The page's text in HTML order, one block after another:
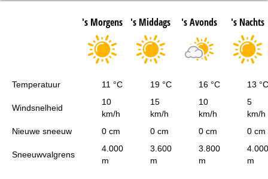
's Morgens 's Middags 's Avonds 's Nachts
Temperatuur 11 °C 19 °C 16 °C 13 °C
Windsnelheid
10
km/h
15
km/h
10
km/h
5
km/h
Nieuwe sneeuw
0 cm 0 cm 0 cm 0 cm
Sneeuwvalgrens
4.000
m
3.600
m
3.800
m
4.000
m